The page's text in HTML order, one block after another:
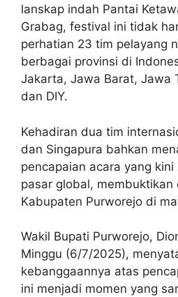
lanskap indah Pantai
Grabag, festival ini tidak
perhatian 23 tim pelayang
berbagai provinsi di
Jakarta, Jawa Barat, Jawa
dan DIY.
Kehadiran dua tim
dan Singapura bahkan
pencapaian acara yang
pasar global,
Kabupaten Purworejo di
Wakil Bupati Purworejo,
Minggu (6/7/2025),
kebanggaannya atas
ini menjadi momen yang